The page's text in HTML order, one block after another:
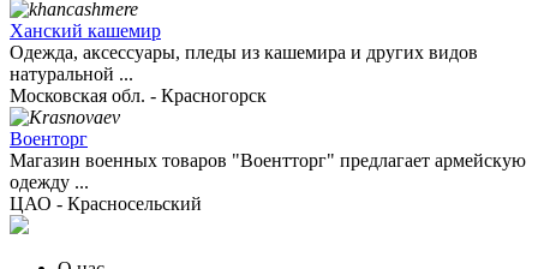
Ханский кашемир
Одежда, аксессуары, пледы из кашемира и других видов
натуральной ...
Московская обл. - Красногорск
Военторг
Магазин военных товаров "Воентторг" предлагает армейскую
одежду ...
ЦАО - Красносельский